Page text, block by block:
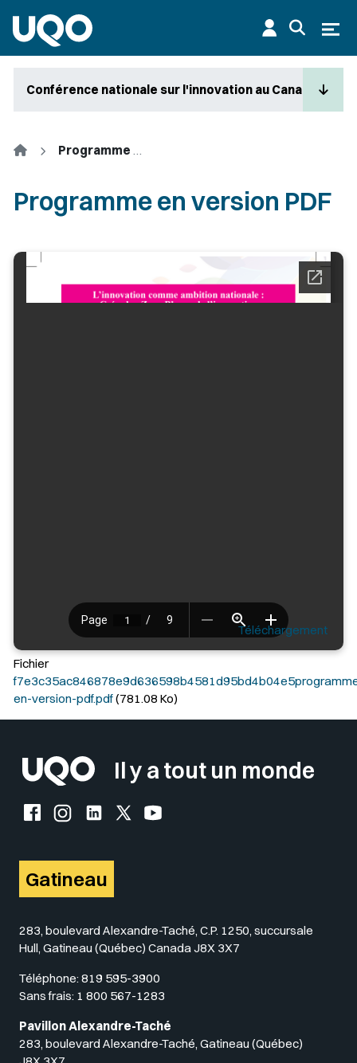
Conférence nationale sur l'innovation au Canada
Accueil Programme en version PDF
Programme en version PDF
Téléchargement
Fichier
en-version-pdf.pdf(781.08 Ko)
Il y a tout un monde
Facebook de l'UQO
Instagram de l'UQO
LinkedIn de l'UQO
X (Twitter) de l'UQO
YouTube de l'UQO
Gatineau
283, boulevard Alexandre-Taché, C.P. 1250, succursale
Hull, Gatineau (Québec) Canada J8X 3X7
Téléphone: 819 595-3900
Sans frais: 1 800 567-1283
Pavillon Alexandre-Taché
283, boulevard Alexandre-Taché, Gatineau (Québec)